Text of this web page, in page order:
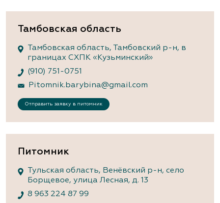
Тамбовская область
Тамбовская область, Тамбовский р-н, в
границах СХПК «Кузьминский»
(910) 751-0751
Pitomnik.barybina@gmail.com
Отправить заявку в питомник
Питомник
Тульская область, Венёвский р-н, село
Борщевое, улица Лесная, д. 13
8 963 224 87 99